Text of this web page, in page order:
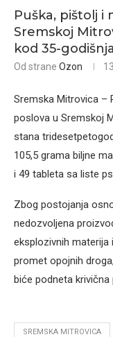
Puška, pištolj i
Sremskoj
kod 35-
Od strane Ozon
Sremska Mitrovica –
poslova u Sremskoj
stana
105,5 grama biljne
i 49 tableta sa liste
Zbog postojanja
nedozvoljena
eksplozivnih materija
promet opojnih
biće podneta krivična
SREMSKA MITROVICA